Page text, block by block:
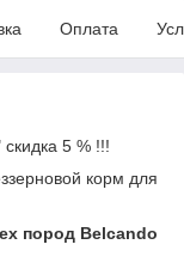
Оплата
5 % !!!
корм для
пород Belcando